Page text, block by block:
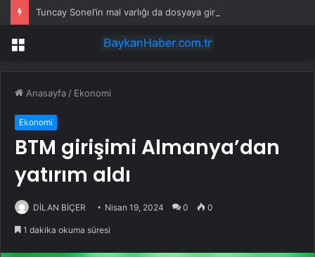
Menü
Anasayfa / Ekonomi
Ekonomi
BTM girişimi Almanya’dan
yatırım aldı
DİLAN BİÇER Nisan 19, 2024 0 0
1 dakika okuma süresi